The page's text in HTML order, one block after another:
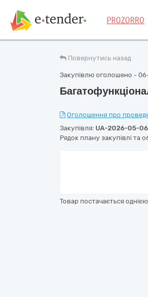
PROZORRO
Повернутись назад
Закупівлю оголошено -
Оголошення про
Закупівля: UA-2026-05-
Рядок плану закупівлі та
Товар постачається